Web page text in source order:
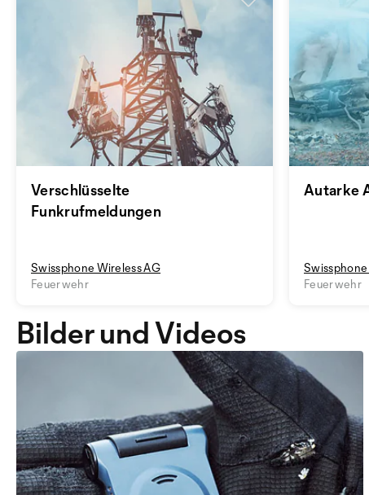
Verschlüsselte
Funkrufmeldungen
Swissphone Wireless AG
Feuerwehr
Autarke
Feuerwehr
Bilder und Videos